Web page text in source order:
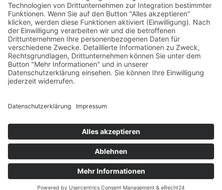
Kontakt
Datenschutz
Impressum
Barrierefreiheit
Social Media